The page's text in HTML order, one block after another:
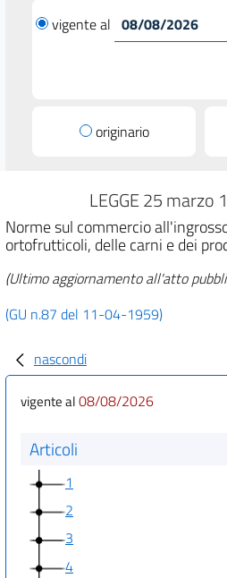
vigente al
originario
LEGGE 25 marzo
Norme sul commercio
ortofrutticoli, delle carni e dei
(Ultimo aggiornamento all'atto
(GU n.87 del 11-04-1959)
nascondi
vigente al08/08/2026
Articoli
1
2
3
4